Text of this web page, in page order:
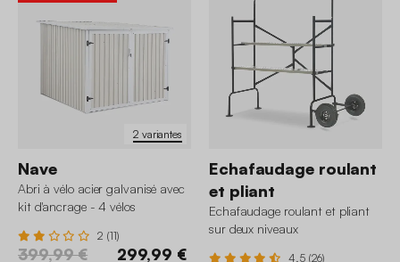
2 variantes
Nave
Abri à vélo acier galvanisé avec
kit d'ancrage - 4 vélos
2 (11)
399,99 € 299,99 €
Echafaudage roulant
et pliant
Echafaudage roulant et pliant
sur deux niveaux
4.5 (26)